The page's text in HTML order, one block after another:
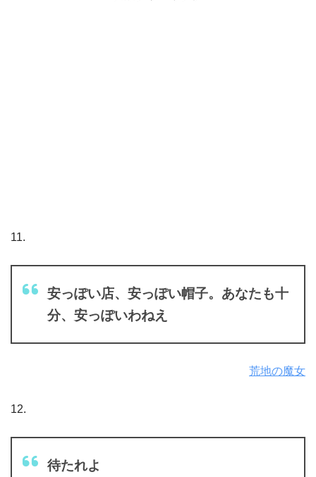
11.
安っぽい店、安っぽい帽子。あなたも十
分、安っぽいわねえ
荒地の魔女
12.
待たれよ